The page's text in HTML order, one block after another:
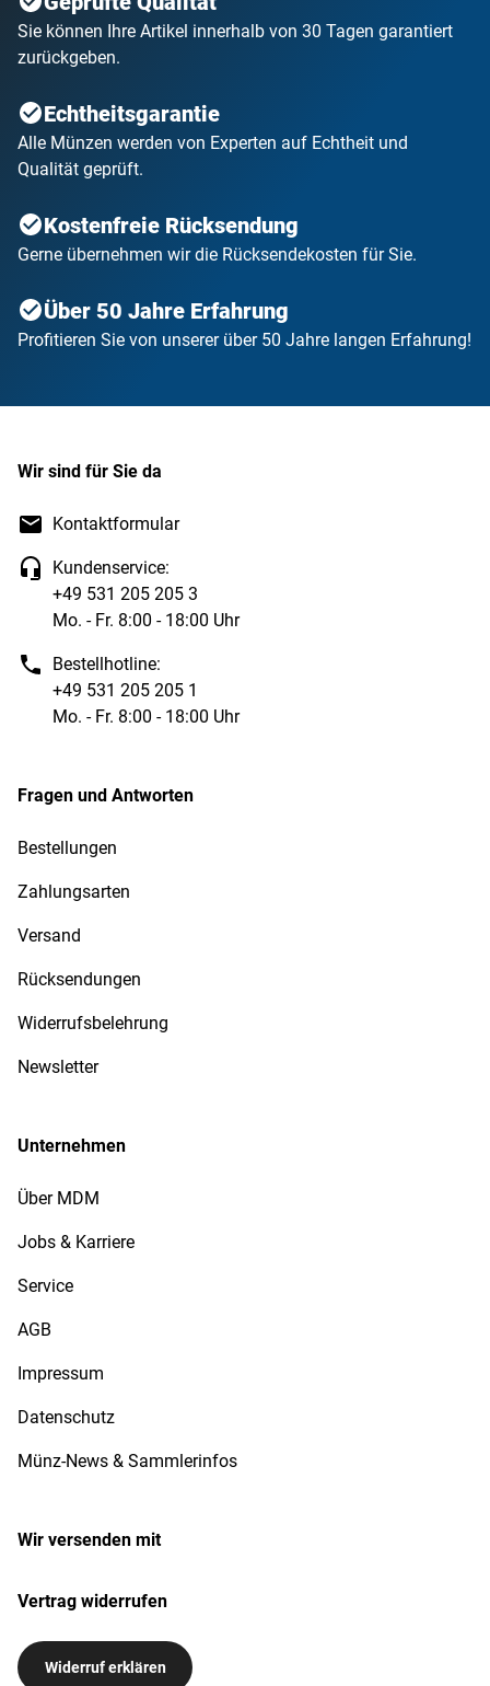
Sie können Ihre Artikel innerhalb von 30 Tagen garantiert
zurückgeben.
Echtheitsgarantie
Alle Münzen werden von Experten auf Echtheit und
Qualität geprüft.
Kostenfreie Rücksendung
Gerne übernehmen wir die Rücksendekosten für Sie.
Über 50 Jahre Erfahrung
Profitieren Sie von unserer über 50 Jahre langen Erfahrung!
Wir sind für Sie da
Kontaktformular
Kundenservice:
+49 531 205 205 3
Mo. - Fr. 8:00 - 18:00 Uhr
Bestellhotline:
+49 531 205 205 1
Mo. - Fr. 8:00 - 18:00 Uhr
Fragen und Antworten
Bestellungen
Zahlungsarten
Versand
Rücksendungen
Widerrufsbelehrung
Newsletter
Unternehmen
Über MDM
Jobs & Karriere
Service
AGB
Impressum
Datenschutz
Münz-News & Sammlerinfos
Wir versenden mit
Vertrag widerrufen
Widerruf erklären